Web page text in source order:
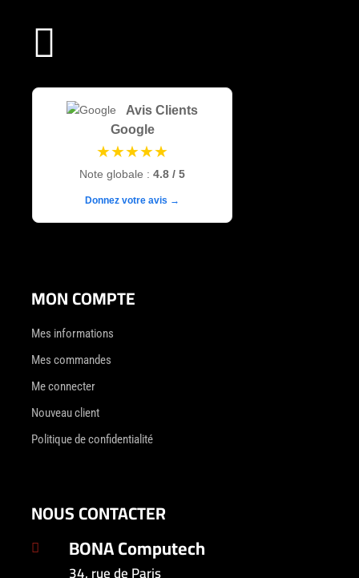

Avis Clients
Google
★★★★★
Note globale : 4.8 / 5
Donnez votre avis →
MON COMPTE
Mes informations
Mes commandes
Me connecter
Nouveau client
Politique de confidentialité
NOUS CONTACTER
 BONA Computech